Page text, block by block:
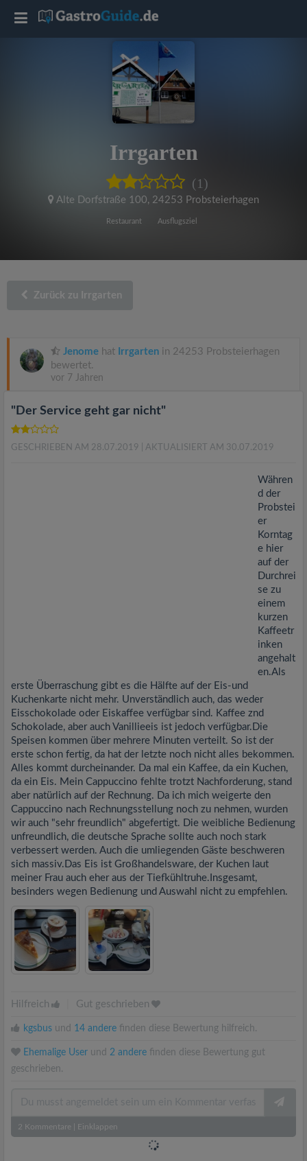
Irrgarten
(1)
Alte Dorfstraße 100, 24253 Probsteierhagen
Restaurant Ausflugsziel
Zurück zu Irrgarten
Jenome hat Irrgarten in 24253 Probsteierhagen
bewertet.
vor 7 Jahren
"Der Service geht gar nicht"
GESCHRIEBEN AM 28.07.2019 | AKTUALISIERT AM 30.07.2019
Währen
d der
Probstei
er
Korntag
e hier
auf der
Durchrei
se zu
einem
kurzen
Kaffeetr
inken
angehalt
en.Als
erste Überraschung gibt es die Hälfte auf der Eis-und
Kuchenkarte nicht mehr. Unverständlich auch, das weder
Eisschokolade oder Eiskaffee verfügbar sind. Kaffee znd
Schokolade, aber auch Vanillieeis ist jedoch verfügbar.Die
Speisen kommen über mehrere Minuten verteilt. So ist der
erste schon fertig, da hat der letzte noch nicht alles bekommen.
Alles kommt durcheinander. Da mal ein Kaffee, da ein Kuchen,
da ein Eis. Mein Cappuccino fehlte trotzt Nachforderung, stand
aber natürlich auf der Rechnung. Da ich mich weigerte den
Cappuccino nach Rechnungsstellung noch zu nehmen, wurden
wir auch "sehr freundlich" abgefertigt. Die weibliche Bedienung
unfreundlich, die deutsche Sprache sollte auch noch stark
verbessert werden. Auch die umliegenden Gäste beschweren
sich massiv.Das Eis ist Großhandelsware, der Kuchen laut
meiner Frau auch eher aus der Tiefkühltruhe.Insgesamt,
besinders wegen Bedienung und Auswahl nicht zu empfehlen.
Hilfreich Gut geschrieben
kgsbus und 14 andere finden diese Bewertung hilfreich.
Ehemalige User und 2 andere finden diese Bewertung gut
geschrieben.
2 Kommentare Einklappen
T
a
t